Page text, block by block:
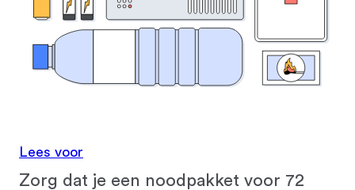
Lees voor
Zorg dat je een noodpakket voor 72